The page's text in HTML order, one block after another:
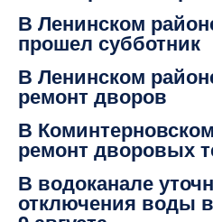
В Ленинском
прошел субботник
В Ленинском
ремонт дворов
В
ремонт дворовых
В водоканале
отключения воды